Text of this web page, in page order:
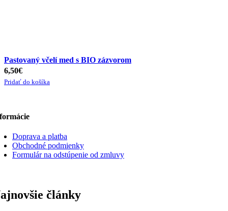
Pastovaný včelí med s BIO zázvorom
6,50€
Pridať do košíka
Doprava a platba
Obchodné podmienky
Formulár na odstúpenie od zmluvy
články